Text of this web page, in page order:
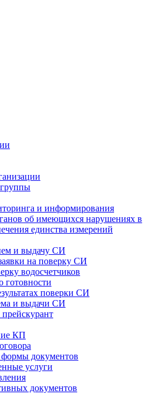
и информирования
об имеющихся нарушениях в
единства измерений
и выдачу СИ
на поверку СИ
водосчетчиков
поверки СИ
и выдачи СИ
КП
документов
услуги
документов